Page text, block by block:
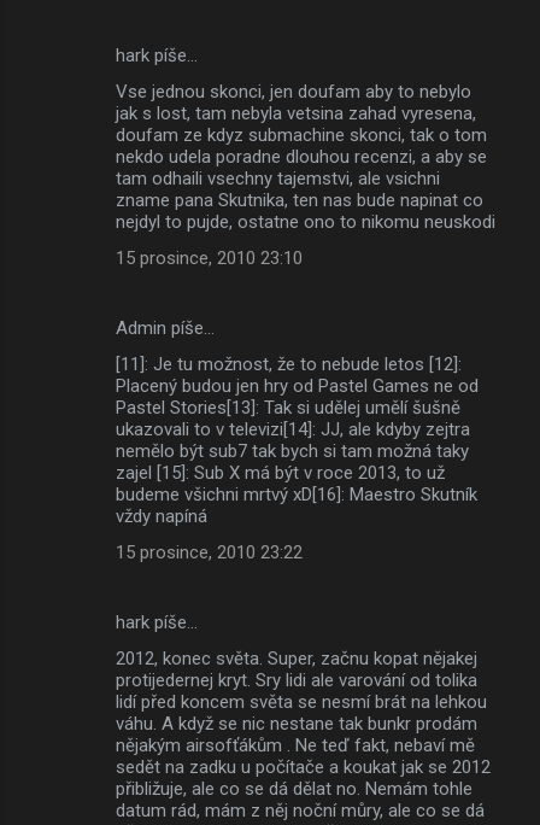
hark píše…
Vse jednou skonci, jen doufam aby to nebylo
jak s lost, tam nebyla vetsina zahad vyresena,
doufam ze kdyz submachine skonci, tak o tom
nekdo udela poradne dlouhou recenzi, a aby se
tam odhaili vsechny tajemstvi, ale vsichni
zname pana Skutnika, ten nas bude napinat co
nejdyl to pujde, ostatne ono to nikomu neuskodi
15 prosince, 2010 23:10
Admin píše…
[11]: Je tu možnost, že to nebude letos [12]:
Placený budou jen hry od Pastel Games ne od
Pastel Stories[13]: Tak si udělej umělí šušně
ukazovali to v televizi[14]: JJ, ale kdyby zejtra
nemělo být sub7 tak bych si tam možná taky
zajel [15]: Sub X má být v roce 2013, to už
budeme všichni mrtvý xD[16]: Maestro Skutník
vždy napíná
15 prosince, 2010 23:22
hark píše…
2012, konec světa. Super, začnu kopat nějakej
protijedernej kryt. Sry lidi ale varování od tolika
lidí před koncem světa se nesmí brát na lehkou
váhu. A když se nic nestane tak bunkr prodám
nějakým airsofťákům . Ne teď fakt, nebaví mě
sedět na zadku u počítače a koukat jak se 2012
přibližuje, ale co se dá dělat no. Nemám tohle
datum rád, mám z něj noční můry, ale co se dá